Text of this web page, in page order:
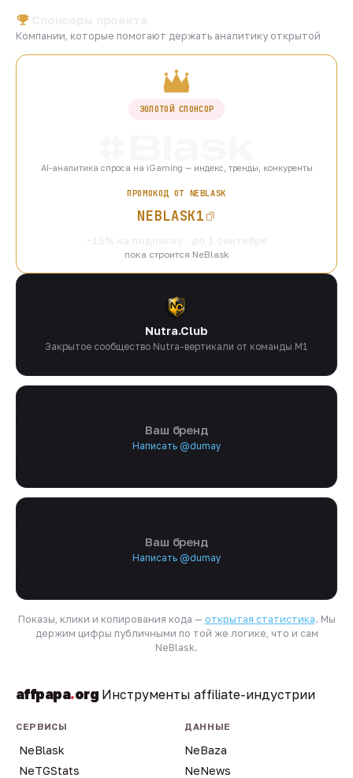
Компании, которые помогают держать аналитику открытой
ЗОЛОТОЙ СПОНСОР
AI-аналитика спроса на iGaming — индекс, тренды, конкуренты
ПРОМОКОД ОТ NEBLASK
NEBLASK1
пока строится NeBlask
Nutra.Club
Закрытое сообщество Nutra-вертикали от команды M1
Ваш бренд
Написать @dumay
Ваш бренд
Написать @dumay
Показы, клики и копирования кода — открытая статистика. Мы
держим цифры публичными по той же логике, что и сам
NeBlask.
affpapa.org Инструменты affiliate-индустрии
СЕРВИСЫ
NeBlask
NeTGStats
ДАННЫЕ
NeBaza
NeNews